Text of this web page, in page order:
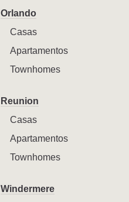
Orlando
Casas
Apartamentos
Townhomes
Reunion
Casas
Apartamentos
Townhomes
Windermere